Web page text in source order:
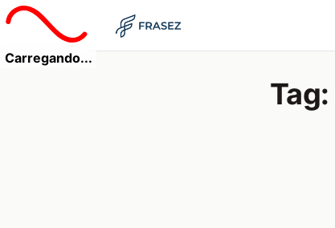
Carregando...
Tag: